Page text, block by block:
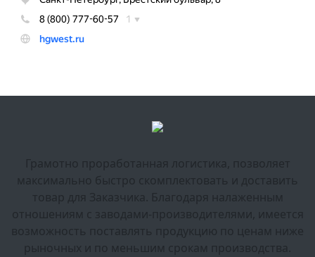
Грамотно проработанная логистика, позволяет
максимально быстро скомплектовать и доставить
товар для Заказчика. Благодаря налаженным
отношениям с заводами-производителями, имеется
возможность поставлять продукцию по ценам ниже
рыночных и по меньшим срокам производства.